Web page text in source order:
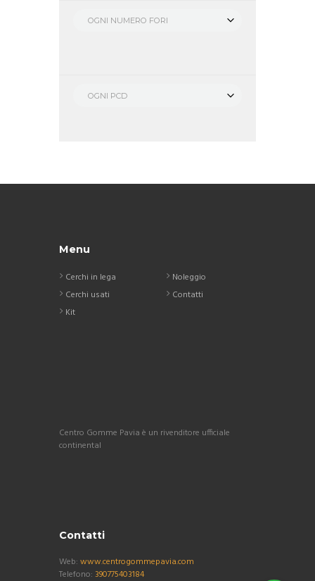
OGNI NUMERO FORI
OGNI PCD
Menu
Cerchi in lega
Cerchi usati
Kit
Noleggio
Contatti
Centro Gomme Pavia è un rivenditore ufficiale
continental
Contatti
Web: www.centrogommepavia.com
Telefono: 390775403184